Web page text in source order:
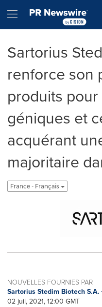
Hamburger menu
Sartorius
renforce son
produits
géniques et
acquérant
majoritaire
France - Français
NOUVELLES FOURNIES PAR
Sartorius Stedim Biotech S.A.
02 juil, 2021, 12:00 GMT